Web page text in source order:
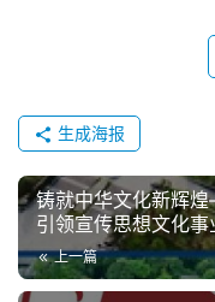
生成海报
铸就中华文化新辉
引领宣传思想文化
上一篇